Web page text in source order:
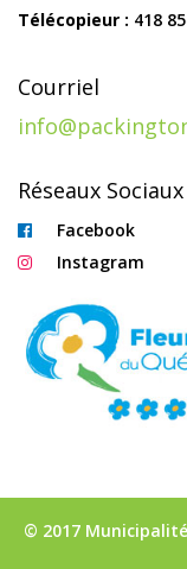
Télécopieur : 418
Courriel
Réseaux Sociaux
Facebook
Instagram
© 2017